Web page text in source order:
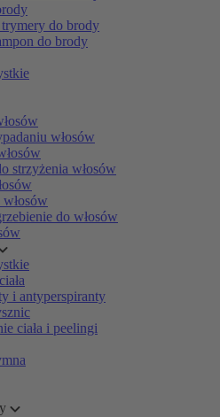
do brody
do brody
włosów
strzyżenia włosów
do włosów
i antyperspiranty
ciała i peelingi